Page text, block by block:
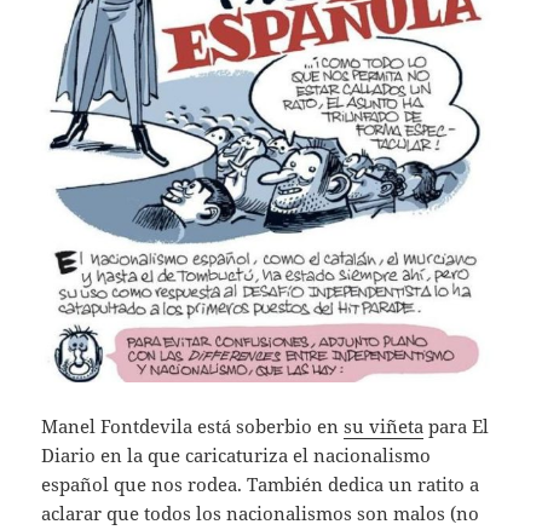
Manel Fontdevila está soberbio ensu viñeta para El
Diario en la que caricaturiza el nacionalismo
español que nos rodea. También dedica un ratito a
aclarar que todos los nacionalismos son malos (no